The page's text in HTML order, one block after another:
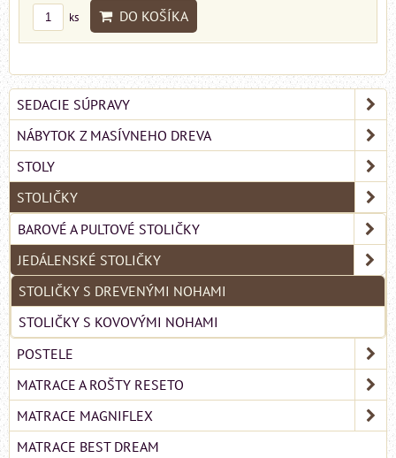
ks DO KOŠÍKA
SEDACIE SÚPRAVY
NÁBYTOK Z MASÍVNEHO DREVA
STOLY
STOLIČKY
BAROVÉ A PULTOVÉ STOLIČKY
JEDÁLENSKÉ STOLIČKY
STOLIČKY S DREVENÝMI NOHAMI
STOLIČKY S KOVOVÝMI NOHAMI
POSTELE
MATRACE A ROŠTY RESETO
MATRACE MAGNIFLEX
MATRACE BEST DREAM